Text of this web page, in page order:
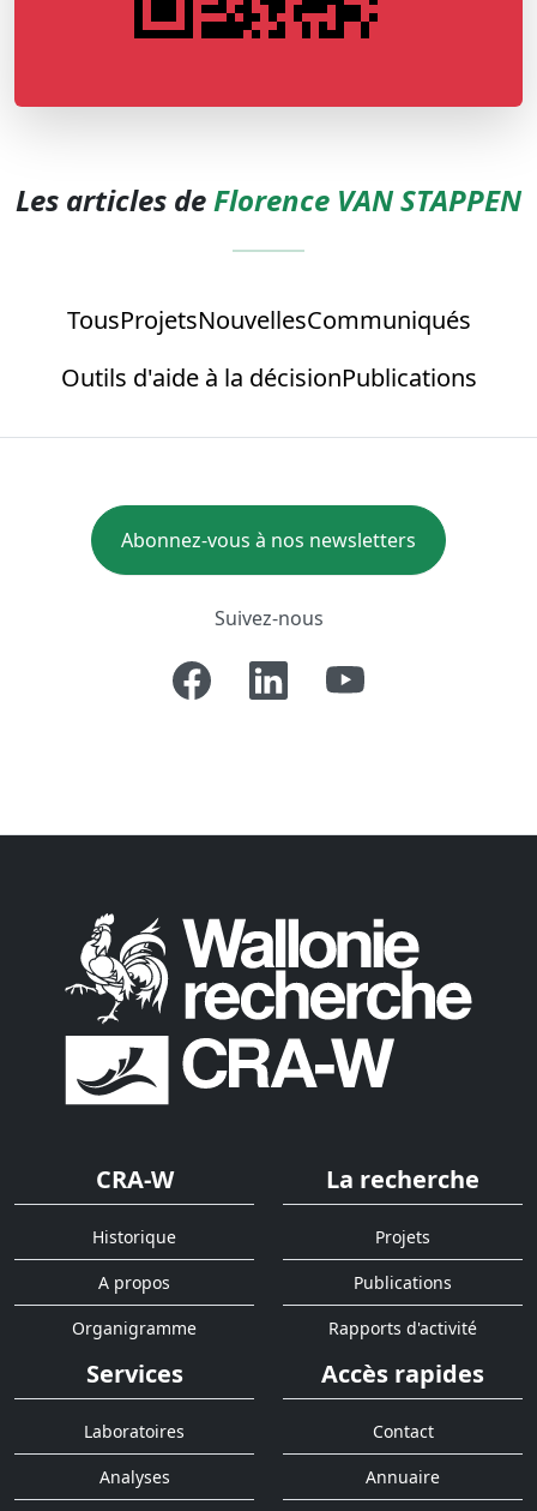
Les articles deFlorence VAN STAPPEN
TousProjetsNouvellesCommuniqués
Outils d'aide à la décisionPublications
Abonnez-vous à nos newsletters
Suivez-nous
CRA-W
Historique
A propos
Organigramme
La recherche
Projets
Publications
Rapports d'activité
Services
Laboratoires
Analyses
Accès rapides
Contact
Annuaire